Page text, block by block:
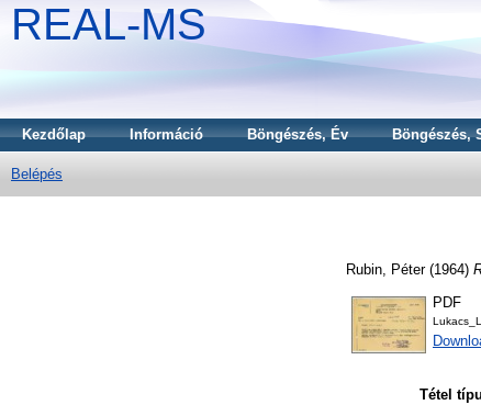
REAL-MS
Kezdőlap Információ Böngészés, Év Böngészés,
Belépés
Rubin, Péter(1964)
PDF
Tétel